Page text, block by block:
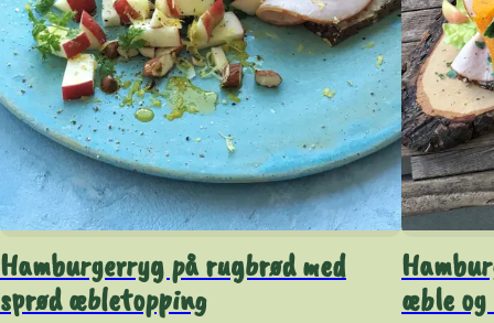
Hamburgerryg på rugbrød med
sprød æbletopping
æble